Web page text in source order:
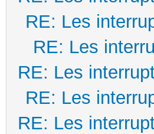
RE: Les
RE: Les
RE: Les
RE: Les
RE: Les